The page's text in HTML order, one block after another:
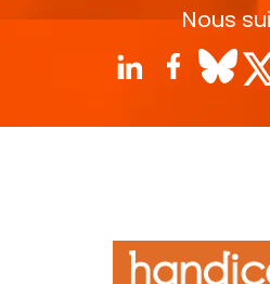
Nous